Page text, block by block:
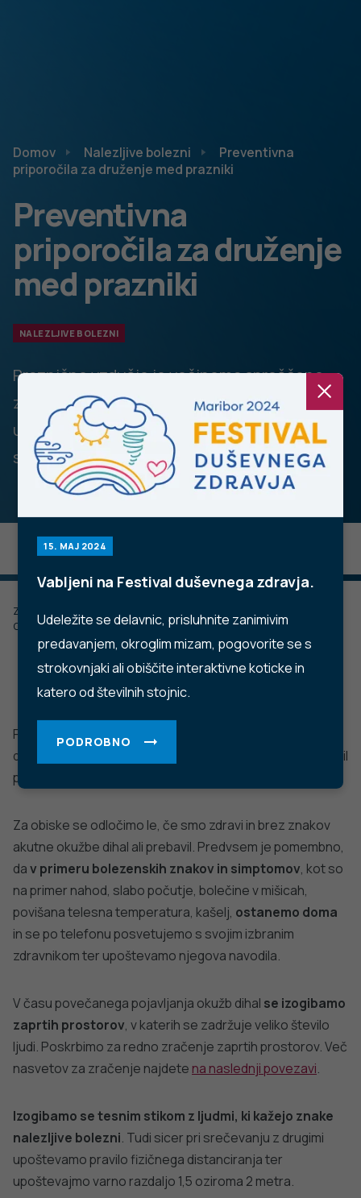
15. MAJ 2024
Vabljeni na Festival duševnega zdravja.
Udeležite se delavnic, prisluhnite zanimivim
predavanjem, okroglim mizam, pogovorite se s
strokovnjaki ali obiščite interaktivne koticke in
katero od številnih stojnic.
PODROBNO
Domov Nalezljive bolezni
Preventivna
priporočila za druženje med prazniki
Preventivna
priporočila za druženje
med prazniki
NALEZLJIVE BOLEZNI
Praznično vzdušje je večinoma sproščeno,
zato ne pozabimo na nekaj preventivnih
ukrepov, s katerimi bomo poskrbeli za
sproščene, varne in zdrave praznike.
Zadnje posodobljeno: 22.12.2022
Objavljeno: 22.12.2022
Preprečimo morebitno okužbo med skupnim prazničnim
druženjem in z upoštevanjem najpomembnejših priporočil
poskrbimo za naše najbližje.
Za obiske se odločimo le, če smo zdravi in brez znakov
akutne okužbe dihal ali prebavil. Predvsem je pomembno,
dav primeru bolezenskih znakov in simptomov, kot so
na primer nahod, slabo počutje, bolečine v mišicah,
povišana telesna temperatura, kašelj, ostanemo doma
in se po telefonu posvetujemo s svojim izbranim
zdravnikom ter upoštevamo njegova navodila.
V času povečanega pojavljanja okužb dihal se izogibamo
zaprtih prostorov, v katerih se zadržuje veliko število
ljudi. Poskrbimo za redno zračenje zaprtih prostorov. Več
nasvetov za zračenje najdete na naslednji povezavi.
Izogibamo se tesnim stikom z ljudmi, ki kažejo znake
nalezljive bolezni. Tudi sicer pri srečevanju z drugimi
upoštevamo pravilo fizičnega distanciranja ter
upoštevajmo varno razdaljo 1,5 oziroma 2 metra.